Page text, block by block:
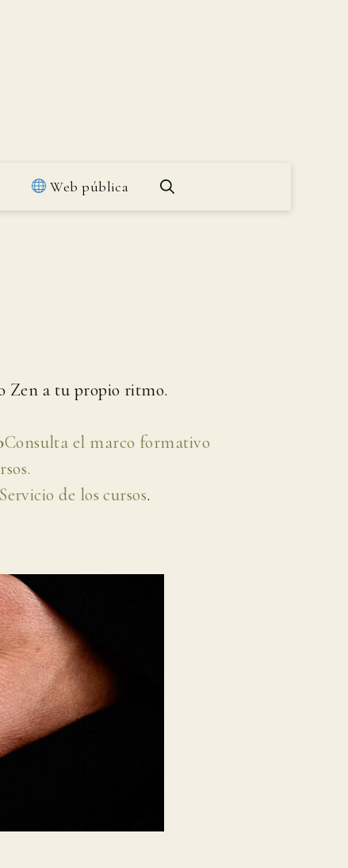
Web pública
Zen a tu propio ritmo.
Consulta el marco formativo
de los cursos.